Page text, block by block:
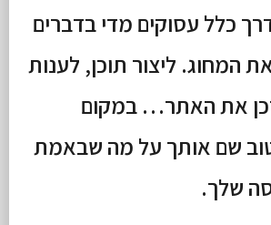
כלל עסוקים מדי בדברים
המחוג. ליצור תוכן, לענות
את האתר… במקום
טוב שם אותך על מה שבאמת
שלך.